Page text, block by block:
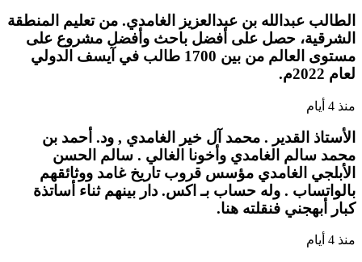
الطالب عبدالله بن عبدالعزيز الغامدي. من تعليم المنطقة
الشرقية، حصل على أفضل باحث وأفضل مشروع على
مستوى العالم من بين 1700 طالب في آيسف الدولي
لعام 2022م.
منذ 4 أيام
الأستاذ القدير . محمد آل خير الغامدي , ود. أحمد بن
محمد سالم الغامدي وأخونا الغالي . سالم الحسن
الأبلجي الغامدي مؤسس قروب تاريخ غامد ووثائقهم
بالواتساب . وله حساب بـ اكس. دار بينهم ثناء أساتذة
كبار أبهجني فنقلته هنا.
منذ 4 أيام